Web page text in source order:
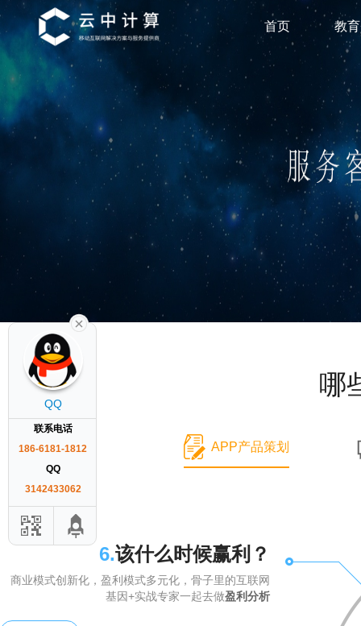
首页 教
哪
APP产品策划
6.该什么时候赢利？
商业模式创新化，盈利模式多元化，骨子里的互联网
基因+实战专家一起去做盈利分析
QQ
联系电话
186-6181-1812
QQ
3142433062